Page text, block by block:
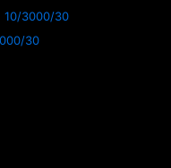
10/3000/30
30